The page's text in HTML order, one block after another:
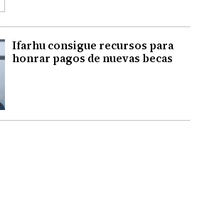
Ifarhu consigue recursos para
honrar pagos de nuevas becas